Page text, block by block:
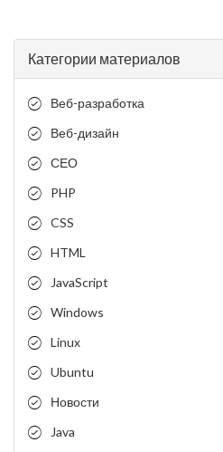
Категории материалов
Веб-разработка
Веб-дизайн
СЕО
PHP
CSS
HTML
JavaScript
Windows
Linux
Ubuntu
Новости
Java